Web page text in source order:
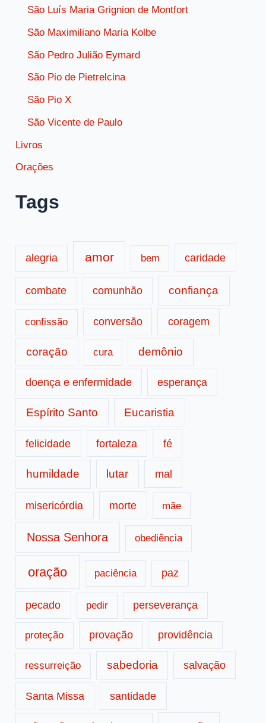
São Luís Maria Grignion de Montfort
São Maximiliano Maria Kolbe
São Pedro Julião Eymard
São Pio de Pietrelcina
São Pio X
São Vicente de Paulo
Livros
Orações
Tags
alegria amor bem caridade
combate comunhão confiança
confissão conversão coragem
coração cura demônio
doença e enfermidade esperança
Espírito Santo Eucaristia
felicidade fortaleza fé
humildade lutar mal
misericórdia morte mãe
Nossa Senhora obediência
oração paciência paz
pecado pedir perseverança
proteção provação providência
ressurreição sabedoria salvação
Santa Missa santidade